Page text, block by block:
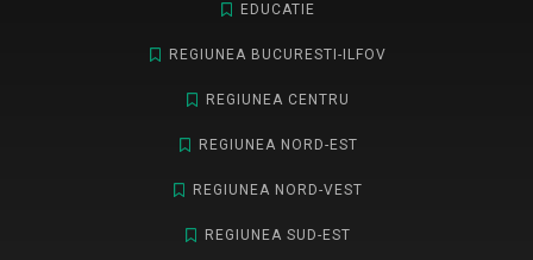
EDUCATIE
REGIUNEA BUCURESTI-ILFOV
REGIUNEA CENTRU
REGIUNEA NORD-EST
REGIUNEA NORD-VEST
REGIUNEA SUD-EST